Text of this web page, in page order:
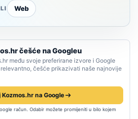
Web
češće na Googleu
među svoje preferirane izvore i Google
češće prikazivati naše najnovije
Kozmos.hr na Google
račun. Odabir možete promijeniti u bilo kojem